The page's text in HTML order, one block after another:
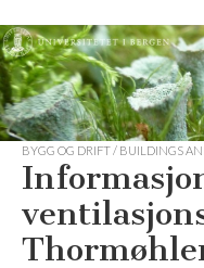
BYGG OG DRIFT / BUILDINGS